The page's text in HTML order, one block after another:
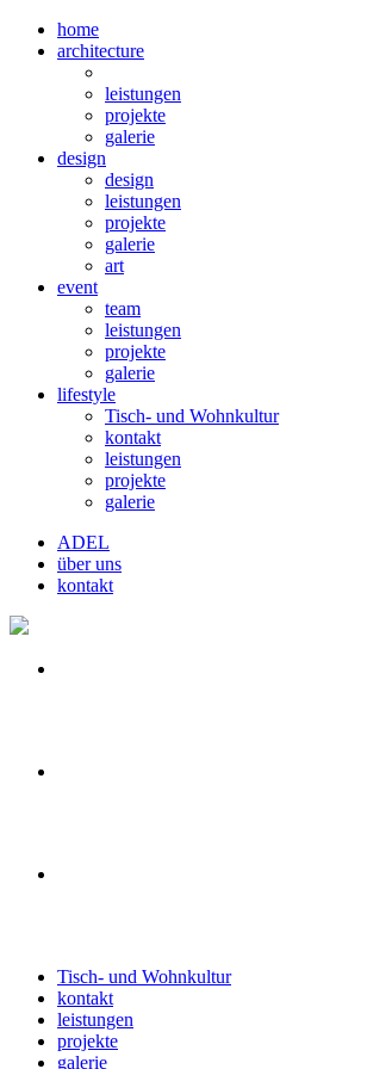
home
architecture
leistungen
projekte
galerie
design
design
leistungen
projekte
galerie
art
event
team
leistungen
projekte
galerie
lifestyle
Tisch- und Wohnkultur
kontakt
leistungen
projekte
galerie
ADEL
über uns
kontakt
Tisch- und Wohnkultur
kontakt
leistungen
projekte
galerie